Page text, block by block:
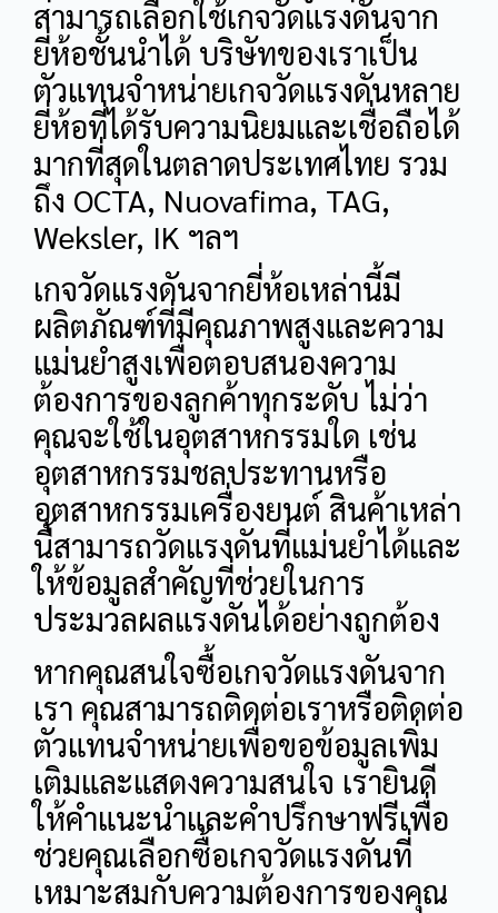
สามารถเลือกใช้เกจวัดแรงดันจาก
ยี่ห้อชั้นนำได้ บริษัทของเราเป็น
ตัวแทนจำหน่ายเกจวัดแรงดันหลาย
ยี่ห้อที่ได้รับความนิยมและเชื่อถือได้
มากที่สุดในตลาดประเทศไทย รวม
ถึง OCTA, Nuovafima, TAG,
Weksler, IK ฯลฯ
เกจวัดแรงดันจากยี่ห้อเหล่านี้มี
ผลิตภัณฑ์ที่มีคุณภาพสูงและความ
แม่นยำสูงเพื่อตอบสนองความ
ต้องการของลูกค้าทุกระดับ ไม่ว่า
คุณจะใช้ในอุตสาหกรรมใด เช่น
อุตสาหกรรมชลประทานหรือ
อุตสาหกรรมเครื่องยนต์ สินค้าเหล่า
นี้สามารถวัดแรงดันที่แม่นยำได้และ
ให้ข้อมูลสำคัญที่ช่วยในการ
ประมวลผลแรงดันได้อย่างถูกต้อง
หากคุณสนใจซื้อเกจวัดแรงดันจาก
เรา คุณสามารถติดต่อเราหรือติดต่อ
ตัวแทนจำหน่ายเพื่อขอข้อมูลเพิ่ม
เติมและแสดงความสนใจ เรายินดี
ให้คำแนะนำและคำปรึกษาฟรีเพื่อ
ช่วยคุณเลือกซื้อเกจวัดแรงดันที่
เหมาะสมกับความต้องการของคุณ